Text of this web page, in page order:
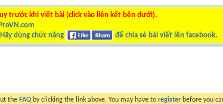
trước khi viết bài (click vào liên kết bên dưới).
dùng chức năng để chia sẻ bài viết lên facebook.
the FAQ by clicking the link above. You may have to register before you